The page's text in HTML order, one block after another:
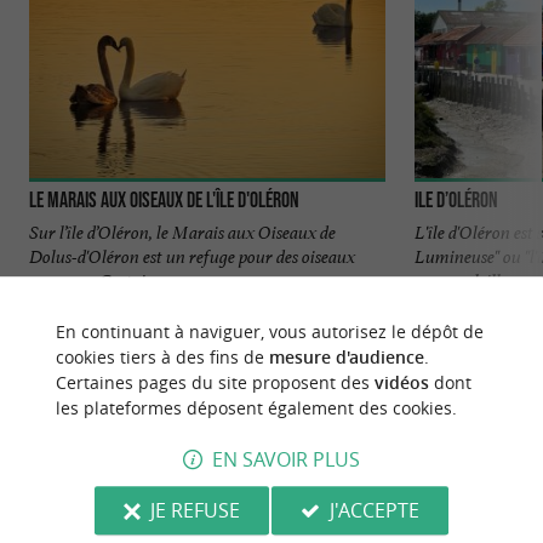
Le Marais aux Oiseaux de l'Île d'Oléron
Sur l’île d’Oléron, le Marais aux Oiseaux de
Dolus-d'Oléron est un refuge pour des oiseaux
sauvages. Certains ...
1,5 km - Dolus-d'Oléron
Ile d’Oléron
L'île d'Oléron est
Lumineuse" ou
son
1,8 km -
NOUS AVONS TESTÉPOUR VOUS
En continuant à naviguer, vous autorisez le dépôt de
cookies tiers à des fins de mesure d'audience.
Certaines pages du site proposent des vidéosdont
les plateformes déposent également des cookies.
EN SAVOIR PLUS
JE REFUSE
J'ACCEPTE